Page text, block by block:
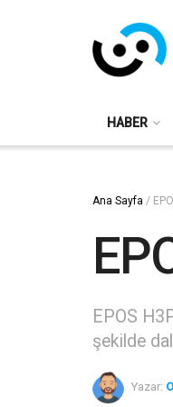
HABER
Ana Sayfa /
EPOS
şekilde
Yazar: